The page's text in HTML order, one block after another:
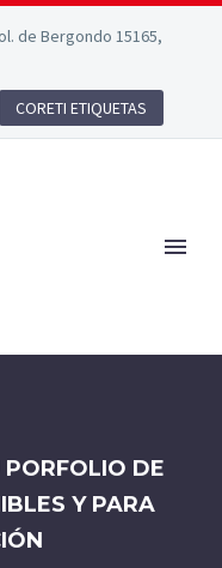
de Bergondo 15165,
CORETI ETIQUETAS
DE
Y PARA